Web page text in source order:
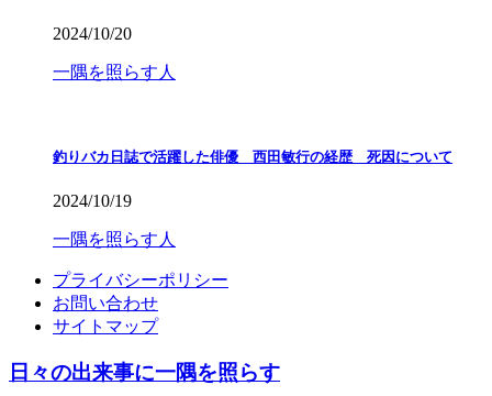
2024/10/20
一隅を照らす人
釣りバカ日誌で活躍した俳優 西田敏行の経歴 死因について
2024/10/19
一隅を照らす人
プライバシーポリシー
お問い合わせ
サイトマップ
日々の出来事に一隅を照らす